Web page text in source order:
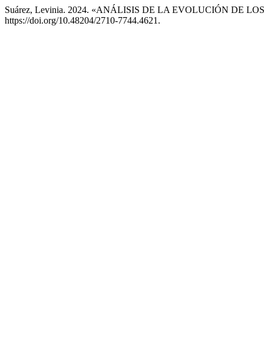
Suárez, Levinia. 2024. «ANÁLISIS DE LA EVOLUCIÓN DE
https://doi.org/10.48204/2710-7744.4621.